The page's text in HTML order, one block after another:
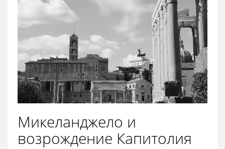
Микеланджело и
возрождение Капитолия